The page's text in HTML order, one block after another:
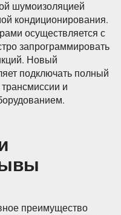
шумоизоляцией
кондиционирования.
осуществляется с
запрограммировать
Новый
подключать полный
и
преимущество